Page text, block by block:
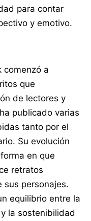
para contar
y emotivo.
comenzó a
que
de lectores y
publicado varias
tanto por el
Su evolución
en que
retratos
personajes.
equilibrio entre la
la sostenibilidad